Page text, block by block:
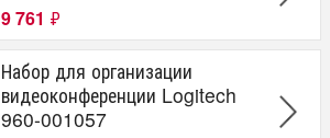
9 761 ₽
Набор для организации
видеоконференции Logitech
960-001057